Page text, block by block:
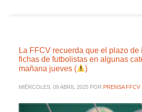
La FFCV recuerda que el plazo de
fichas de futbolistas en algunas
mañana jueves (
)
MIÉRCOLES, 09 ABRIL 2025 POR PRENSA FFCV